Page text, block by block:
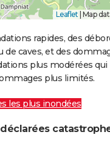
Leaflet Map
rapides, des
de caves, et des
plus modérées qui
plus limités.
les plus inondées